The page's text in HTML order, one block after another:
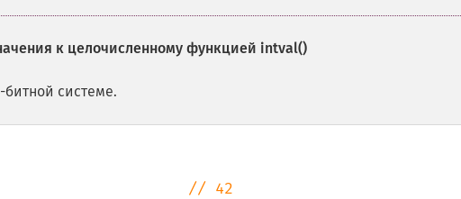
к целочисленному функцией intval()
системе.